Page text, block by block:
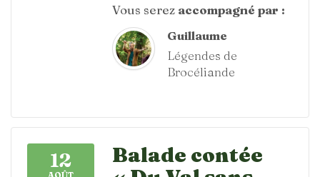
Vous serez accompagné par :
Guillaume
Légendes de
Brocéliande
12
Balade contée